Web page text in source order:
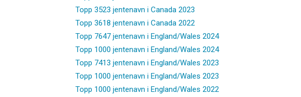
Topp 3523 jentenavn i Canada 2023
Topp 3618 jentenavn i Canada 2022
Topp 7647 jentenavn i England/Wales 2024
Topp 1000 jentenavn i England/Wales 2024
Topp 7413 jentenavn i England/Wales 2023
Topp 1000 jentenavn i England/Wales 2023
Topp 1000 jentenavn i England/Wales 2022